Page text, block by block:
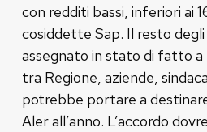
con redditi bassi, inferiori ai
cosiddette Sap. Il resto
assegnato in stato di fatto
tra Regione, aziende,
potrebbe portare a
Aler all’anno. L’accordo